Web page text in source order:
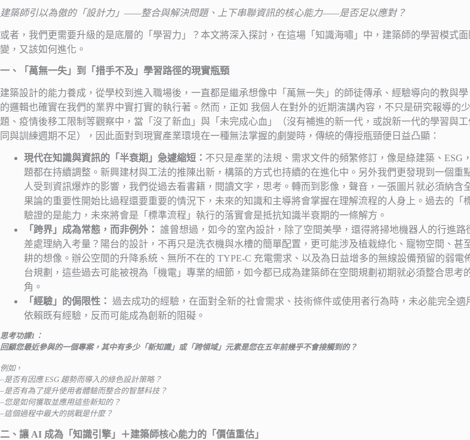
建築師引以為傲的「設計力」——整合與解決問題、上下串聯資訊的核心能力——是否足以應對？
或者，我們更需要升級的是底層的「學習力」？本文將深入探討，在這場「知識海嘯」中，建築師的學習模式
變，又該如何進化。
一、「萬無一失」到「措手不及」學習路徑的現實瓶頸
建築設計的能力養成，從學校到進入職場後，一直都是繼承想像中「萬無一失」的師徒傳承、經驗導向的教與
的邏輯也確實在我們的業界中實打實的執行著。然而，正如 我個人在對外的近期演講內容，不只是研究報導的
題、疫情後移工限制等觀察中，當「沒了新血」與「未完成心血」（沒有補進的新一代，或說新一代的學習與
同與訓練週期不足），因此面對到現實產業環境在一種無法掌握的劇變時，傳統的傳授瓶頸便日益凸顯：
現代在知識與資訊的「半衰期」急遽縮短： 不只是產業的法規、需求文件的頻繁修訂，像是綠建築、ESG
題都在持續調整。新興建材與工法的推陳出新，構築的方式也持續的在進化中。另外我們更發現到一個重
人受到資訊爆炸的影響，我們從過去看書籍，閱讀文字，思考。轉而到影像，聲音，一張圖片就必須納含
果論的重要性開始比過程還要重要的情況下，未來的知識和主導將會掌握在理解流程的人身上。過去的「
驗證的是能力，未來將會是「標準流程」執行的落實會是抵抗知識半衰期的一條解方。
「跨界」成為常態，而非例外： 誰曾想過，如今的室內設計，除了空間美學，還得將掃地機器人的行進路
差處理納入考量？陽台的設計，不再只是洗衣機與水槽的簡單配置，更可能涉及植栽綠化、寵物空間、甚
耕的想像。辦公空間的升降系統、無所不在的 TYPE-C 充電需求、以及為日益增多的無線設備預留的弱電
台規劃，這些過去可能被視為「機電」專業的細節，如今都已成為建築師在空間規劃初期就必須整合思考
角。
「經驗」的侷限性： 過去成功的經驗，在面對全新的社會需求、技術條件或使用者行為時，未必能完全適
依賴既有經驗，反而可能成為創新的阻礙。
思考功課1：
回顧您最近參與的一個專案，其中有多少「新知識」或「跨領域」元素是您在五年前幾乎不會接觸到的？
例如，
–是否有因應 ESG 趨勢而導入的綠色設計策略？
–是否有為了提升使用者體驗而整合的智慧科技？
–您是如何獲取並應用這些新知的？
–這個過程中最大的挑戰是什麼？
二、讓 AI 成為「知識引擎」＋建築師核心能力的「價值重估」